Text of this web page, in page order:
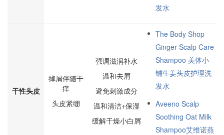
发水
干性头皮
掉屑伴随干
痒
头皮紧绷
强调滋润补水
温和去屑
避免刺激成分
温和清洁+保湿
缓解干燥小白屑
The Body Shop
Ginger Scalp Care
Shampoo 美体小
铺生姜头皮护理洗
发水
Aveeno Scalp
Soothing Oat Milk
Shampoo艾维诺燕